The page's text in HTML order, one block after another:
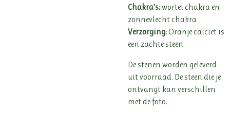
Chakra’s:wortel chakra en
zonnevlecht chakra
Verzorging:Oranje calciet is
een zachte steen.
De stenen worden geleverd
uit voorraad. De steen die je
ontvangt kan verschillen
met de foto.